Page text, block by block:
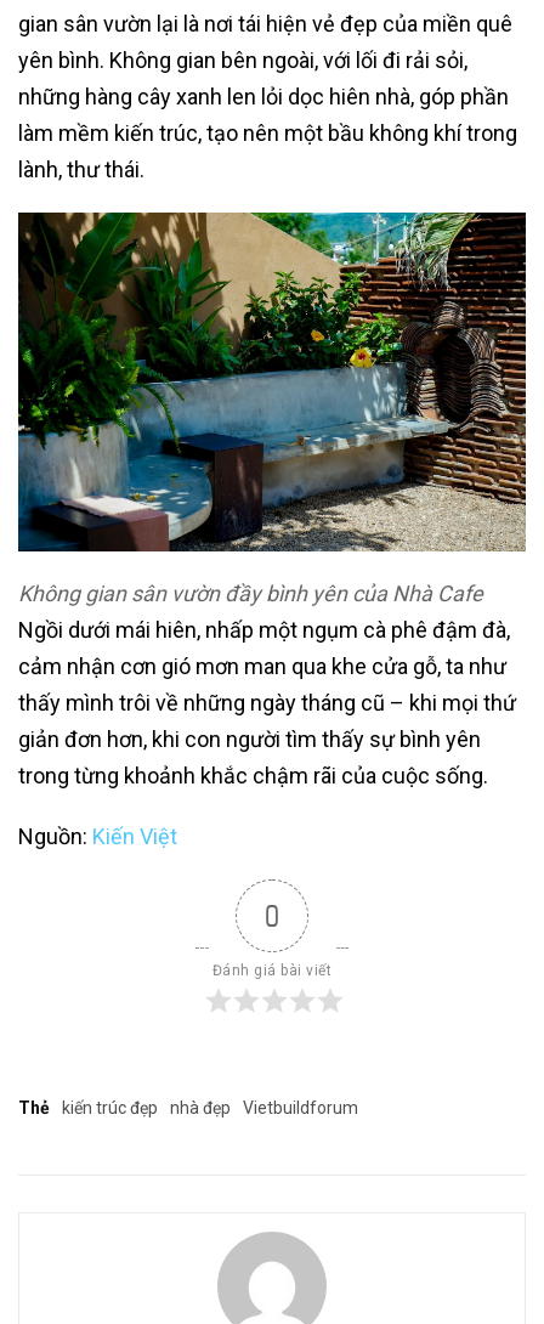
gian sân vườn lại là nơi tái hiện vẻ đẹp của miền quê
yên bình. Không gian bên ngoài, với lối đi rải sỏi,
những hàng cây xanh len lỏi dọc hiên nhà, góp phần
làm mềm kiến trúc, tạo nên một bầu không khí trong
lành, thư thái.
Không gian sân vườn đầy bình yên của Nhà Cafe
Ngồi dưới mái hiên, nhấp một ngụm cà phê đậm đà,
cảm nhận cơn gió mơn man qua khe cửa gỗ, ta như
thấy mình trôi về những ngày tháng cũ – khi mọi thứ
giản đơn hơn, khi con người tìm thấy sự bình yên
trong từng khoảnh khắc chậm rãi của cuộc sống.
Nguồn: Kiến Việt
0
Đánh giá bài viết
Thẻ kiến trúc đẹp nhà đẹp Vietbuildforum